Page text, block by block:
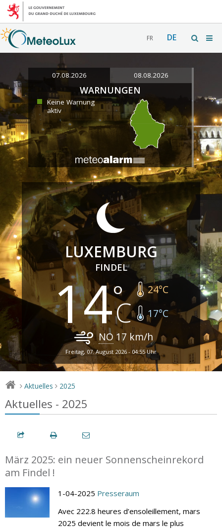
FR DE
07.08.2026 08.08.2026
WARNUNGEN
Keine Warnung
aktiv
LUXEMBURG
FINDEL
14 24°C
17°C
NO 17 km/h
Freitag, 07. August 2026 - 04:55 Uhr
> Aktuelles > 2025
Aktuelles - 2025
März 2025: ein neuer Sonnenscheinrekord
am Findel !
1-04-2025 Presseraum
Avec 222.8 heures d’ensoleillement, mars
2025 devient le mois de mars le plus